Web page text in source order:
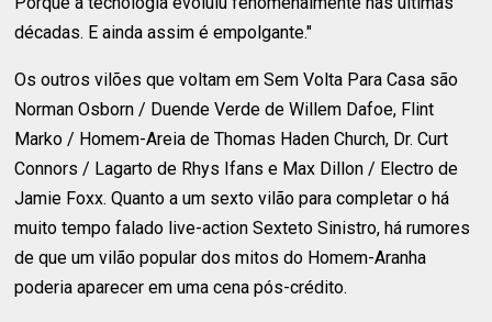
décadas. E ainda assim é empolgante."
Os outros vilões que voltam em Sem Volta Para Casa são
Norman Osborn / Duende Verde de Willem Dafoe, Flint
Marko / Homem-Areia de Thomas Haden Church, Dr. Curt
Connors / Lagarto de Rhys Ifans e Max Dillon / Electro de
Jamie Foxx. Quanto a um sexto vilão para completar o há
muito tempo falado live-action Sexteto Sinistro, há rumores
de que um vilão popular dos mitos do Homem-Aranha
poderia aparecer em uma cena pós-crédito.